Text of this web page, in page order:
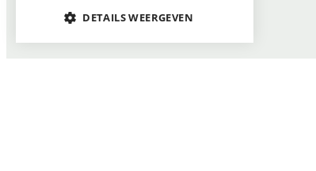
DETAILS WEERGEVEN